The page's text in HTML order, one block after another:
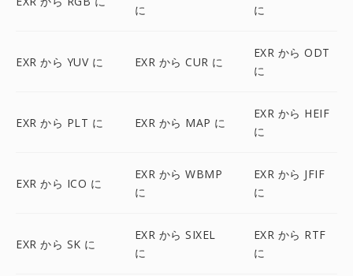
に に
EXR から YUV に EXR から CUR に
EXR から ODT
に
EXR から PLT に EXR から MAP に
EXR から HEIF
に
EXR から ICO に
EXR から WBMP
に
EXR から JFIF
に
EXR から SK に
EXR から SIXEL
に
EXR から RTF
に